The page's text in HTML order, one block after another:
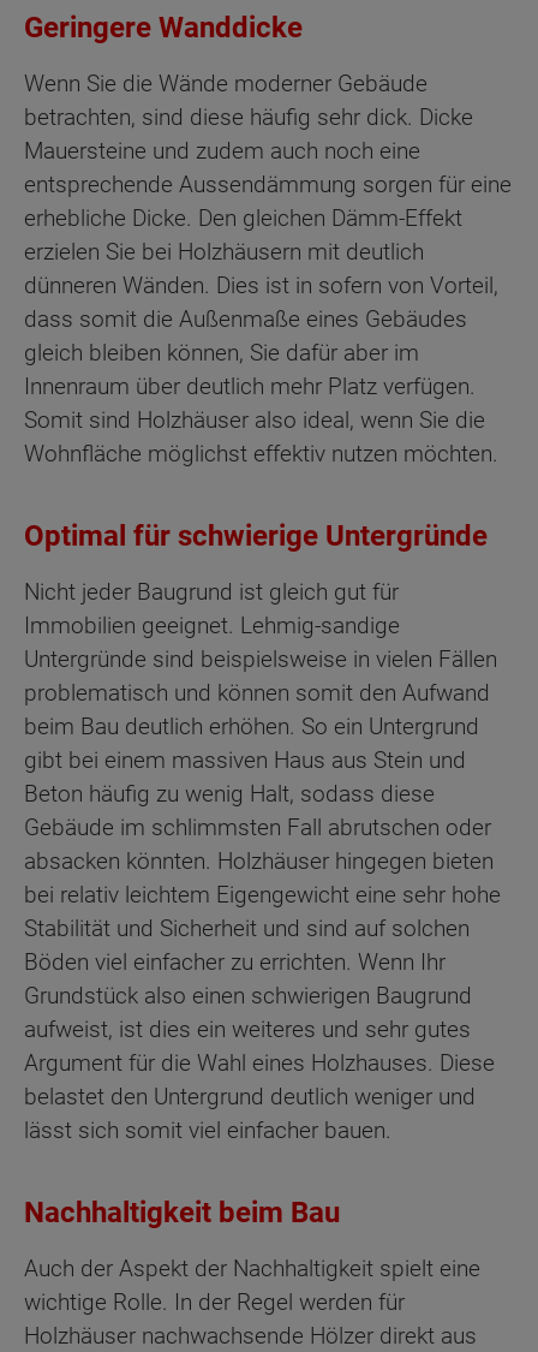
Geringere Wanddicke
Wenn Sie die Wände moderner Gebäude
betrachten, sind diese häufig sehr dick. Dicke
Mauersteine und zudem auch noch eine
entsprechende Aussendämmung sorgen für eine
erhebliche Dicke. Den gleichen Dämm-Effekt
erzielen Sie bei Holzhäusern mit deutlich
dünneren Wänden. Dies ist in sofern von Vorteil,
dass somit die Außenmaße eines Gebäudes
gleich bleiben können, Sie dafür aber im
Innenraum über deutlich mehr Platz verfügen.
Somit sind Holzhäuser also ideal, wenn Sie die
Wohnfläche möglichst effektiv nutzen möchten.
Optimal für schwierige Untergründe
Nicht jeder Baugrund ist gleich gut für
Immobilien geeignet. Lehmig-sandige
Untergründe sind beispielsweise in vielen Fällen
problematisch und können somit den Aufwand
beim Bau deutlich erhöhen. So ein Untergrund
gibt bei einem massiven Haus aus Stein und
Beton häufig zu wenig Halt, sodass diese
Gebäude im schlimmsten Fall abrutschen oder
absacken könnten. Holzhäuser hingegen bieten
bei relativ leichtem Eigengewicht eine sehr hohe
Stabilität und Sicherheit und sind auf solchen
Böden viel einfacher zu errichten. Wenn Ihr
Grundstück also einen schwierigen Baugrund
aufweist, ist dies ein weiteres und sehr gutes
Argument für die Wahl eines Holzhauses. Diese
belastet den Untergrund deutlich weniger und
lässt sich somit viel einfacher bauen.
Nachhaltigkeit beim Bau
Auch der Aspekt der Nachhaltigkeit spielt eine
wichtige Rolle. In der Regel werden für
Holzhäuser nachwachsende Hölzer direkt aus